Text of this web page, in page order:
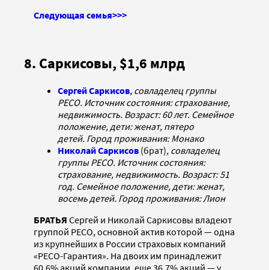
Следующая семья>>>
8. Саркисовы, $1,6 млрд
Сергей Саркисов, совладелец группы
РЕСО. Источник состояния: страхование,
недвижимость. Возраст: 60 лет. Семейное
положение, дети: женат, пятеро
детей. Город проживания: Монако
Николай Саркисов (брат), совладелец
группы РЕСО. Источник состояния:
страхование, недвижимость. Возраст: 51
год. Семейное положение, дети: женат,
восемь детей. Город проживания: Лион
БРАТЬЯ Сергей и Николай Саркисовы владеют
группой РЕСО, основной актив которой — одна
из крупнейших в России страховых компаний
«РЕСО-Гарантия». На двоих им принадлежит